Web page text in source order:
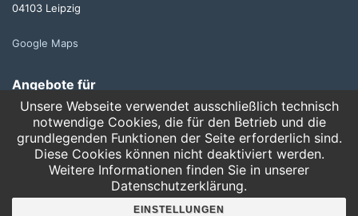
04103 Leipzig
Google Maps
Angebote für
Kindergärten
Grundschulen
Oberschule und Gymnasium
Sonderpädagogik
Telefon:
Unsere Webseite verwendet ausschließlich technisch
notwendige Cookies, die für den Betrieb und die
grundlegenden Funktionen der Seite erforderlich sind.
Diese Cookies können nicht deaktiviert werden.
Weitere Informationen finden Sie in unserer
Datenschutzerklärung.
EINSTELLUNGEN